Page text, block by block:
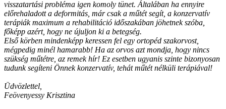
visszatartási probléma igen komoly tünet. Általában ha ennyire
előrehaladott a deformitás, már csak a műtét segít, a konzervatív
terápiák maximum a rehabilitáció időszakában jöhetnek szóba,
főképp azért, hogy ne újuljon ki a betegség.
Első körben mindenképp keressen fel egy ortopéd szakorvost,
mégpedig minél hamarabb! Ha az orvos azt mondja, hogy nincs
szükség műtétre, az remek hír! Ez esetben ugyanis szinte bizonyosan
tudunk segíteni Önnek konzervatív, tehát műtét nélküli terápiával!
Üdvözlettel,
Feövenyessy Krisztina